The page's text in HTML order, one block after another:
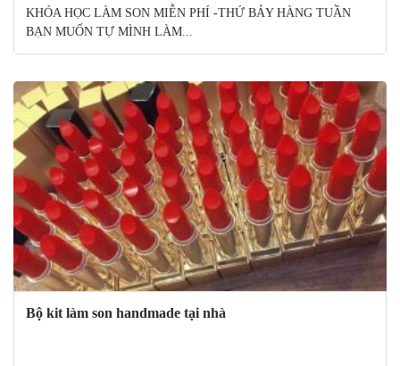
KHÓA HỌC LÀM SON MIỄN PHÍ -THỨ BẢY HÀNG TUẦN
BẠN MUỐN TỰ MÌNH LÀM...
Bộ kit làm son handmade tại nhà